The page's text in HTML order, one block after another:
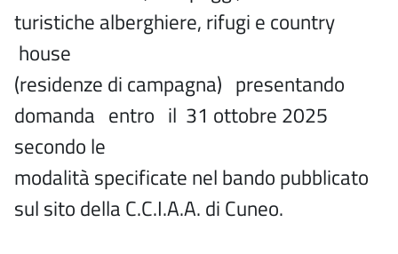
turistiche alberghiere, rifugi e country
house
(residenze di campagna) presentando
domanda entro il 31 ottobre 2025
secondo le
modalità specificate nel bando pubblicato
sul sito della C.C.I.A.A. di Cuneo.